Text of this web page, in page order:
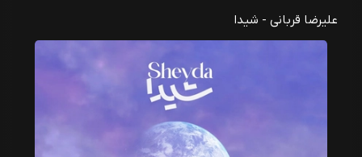
علیرضا قربانی - شیدا